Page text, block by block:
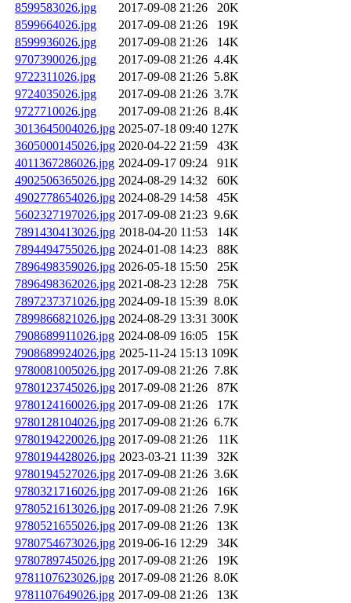
8599583026.jpg
2017-09-08 21:26
20K
8599664026.jpg
2017-09-08 21:26
19K
8599936026.jpg
2017-09-08 21:26
14K
9707390026.jpg
2017-09-08 21:26 4.4K
9722311026.jpg
2017-09-08 21:26 5.8K
9724035026.jpg
2017-09-08 21:26 3.7K
9727710026.jpg
2017-09-08 21:26 8.4K
3013645004026.jpg 2025-07-18 09:40 127K
3605000145026.jpg 2020-04-22 21:59
43K
4011367286026.jpg 2024-09-17 09:24
91K
4902506365026.jpg 2024-08-29 14:32
60K
4902778654026.jpg 2024-08-29 14:58
45K
5602327197026.jpg 2017-09-08 21:23 9.6K
7891430413026.jpg 2018-04-20 11:53
14K
7894494755026.jpg 2024-01-08 14:23
88K
7896498359026.jpg 2026-05-18 15:50
25K
7896498362026.jpg 2021-08-23 12:28
75K
7897237371026.jpg 2024-09-18 15:39 8.0K
7899866821026.jpg 2024-08-29 13:31 300K
7908689911026.jpg 2024-08-09 16:05
15K
7908689924026.jpg 2025-11-24 15:13 109K
9780081005026.jpg 2017-09-08 21:26 7.8K
9780123745026.jpg 2017-09-08 21:26
87K
9780124160026.jpg 2017-09-08 21:26
17K
9780128104026.jpg 2017-09-08 21:26 6.7K
9780194220026.jpg 2017-09-08 21:26
11K
9780194428026.jpg 2023-03-21 11:39
32K
9780194527026.jpg 2017-09-08 21:26 3.6K
9780321716026.jpg 2017-09-08 21:26
16K
9780521613026.jpg 2017-09-08 21:26 7.9K
9780521655026.jpg 2017-09-08 21:26
13K
9780754673026.jpg 2019-06-16 12:29
34K
9780789745026.jpg 2017-09-08 21:26
19K
9781107623026.jpg 2017-09-08 21:26 8.0K
9781107649026.jpg 2017-09-08 21:26
13K